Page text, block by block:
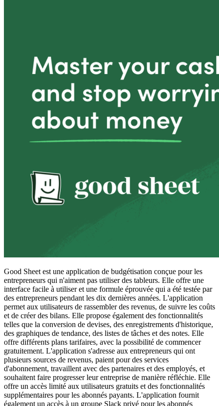
Good Sheet est une application de budgétisation conçue pour les
entrepreneurs qui n'aiment pas utiliser des tableurs. Elle offre une
interface facile à utiliser et une formule éprouvée qui a été testée par
des entrepreneurs pendant les dix dernières années. L'application
permet aux utilisateurs de rassembler des revenus, de suivre les coûts
et de créer des bilans. Elle propose également des fonctionnalités
telles que la conversion de devises, des enregistrements d'historique,
des graphiques de tendance, des listes de tâches et des notes. Elle
offre différents plans tarifaires, avec la possibilité de commencer
gratuitement. L'application s'adresse aux entrepreneurs qui ont
plusieurs sources de revenus, paient pour des services
d'abonnement, travaillent avec des partenaires et des employés, et
souhaitent faire progresser leur entreprise de manière réfléchie. Elle
offre un accès limité aux utilisateurs gratuits et des fonctionnalités
supplémentaires pour les abonnés payants. L'application fournit
également un accès à un groupe Slack privé pour les abonnés